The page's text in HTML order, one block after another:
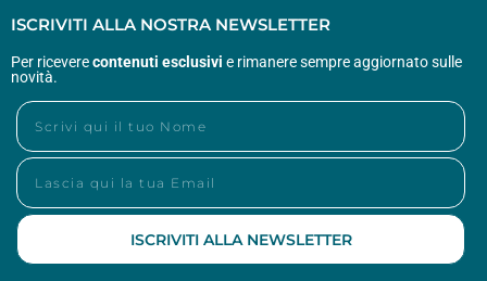
ISCRIVITI ALLA NOSTRA NEWSLETTER
Per riceverecontenuti esclusivi e rimanere sempre aggiornato sulle
novità.
ISCRIVITI ALLA NEWSLETTER